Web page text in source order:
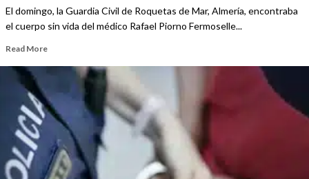
El domingo, la Guardia Civil de Roquetas de Mar, Almería, encontraba
el cuerpo sin vida del médico Rafael Piorno Fermoselle...
Read More